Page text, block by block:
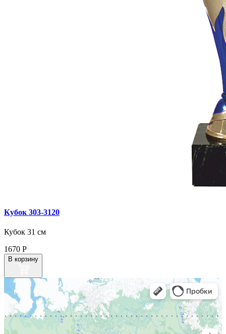
Кубок 303‑3120
Кубок 31 см
1670 Р
В корзину